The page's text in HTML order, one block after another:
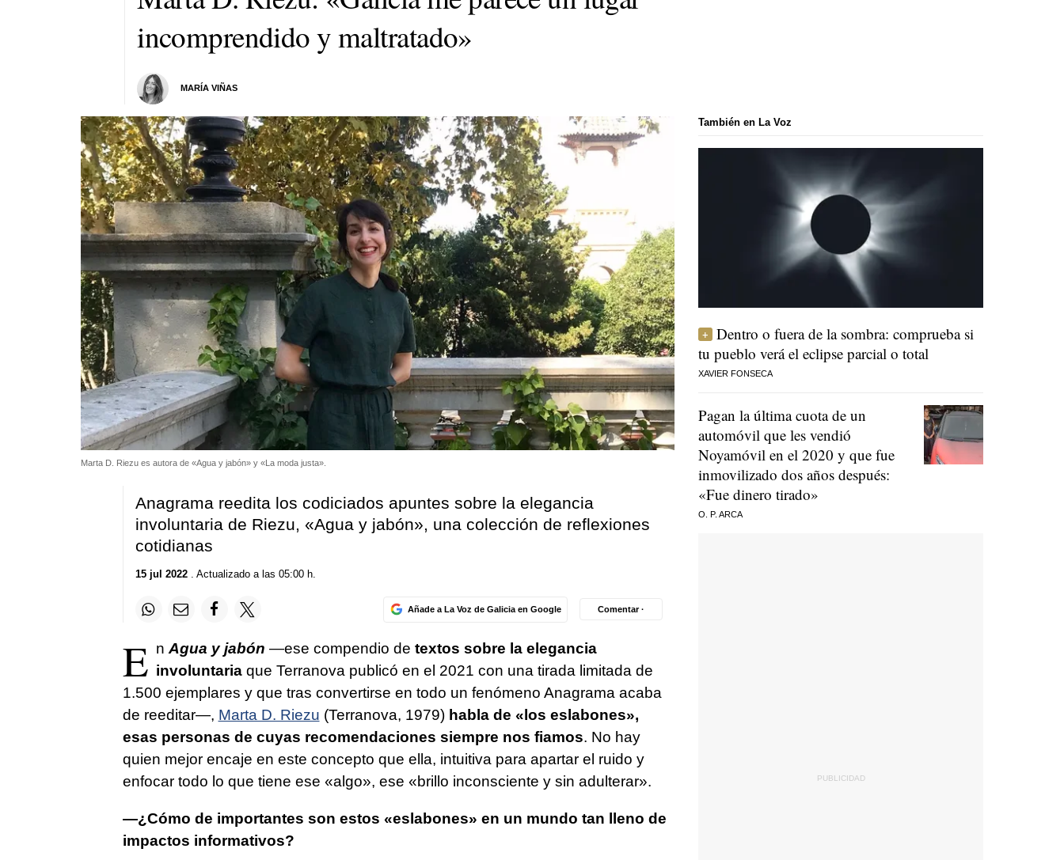
incomprendido y maltratado»
MARÍA VIÑAS
Marta D. Riezu es autora de «Agua y jabón» y «La moda justa».
Anagrama reedita los codiciados apuntes sobre la elegancia
involuntaria de Riezu, «Agua y jabón», una colección de reflexiones
cotidianas
15 jul 2022. Actualizado a las 05:00 h.
Añade a La Voz de Galicia en Google Comentar ·
E nAgua y jabón —ese compendio de textos sobre la elegancia
involuntariaque Terranova publicó en el 2021 con una tirada limitada de
1.500 ejemplares y que tras convertirse en todo un fenómeno Anagrama acaba
de reeditar—, Marta D. Riezu (Terranova, 1979) habla de «los eslabones»,
esas personas de cuyas recomendaciones siempre nos fiamos. No hay
quien mejor encaje en este concepto que ella, intuitiva para apartar el ruido y
enfocar todo lo que tiene ese «algo», ese «brillo inconsciente y sin adulterar».
­—¿Cómo de importantes son estos «eslabones» en un mundo tan lleno de
impactos informativos?
También en La Voz
Dentro o fuera de la sombra: comprueba si
tu pueblo verá el eclipse parcial o total
XAVIER FONSECA
Pagan la última cuota de un
automóvil que les vendió
Noyamóvil en el 2020 y que fue
inmovilizado dos años después:
«Fue dinero tirado»
O. P. ARCA